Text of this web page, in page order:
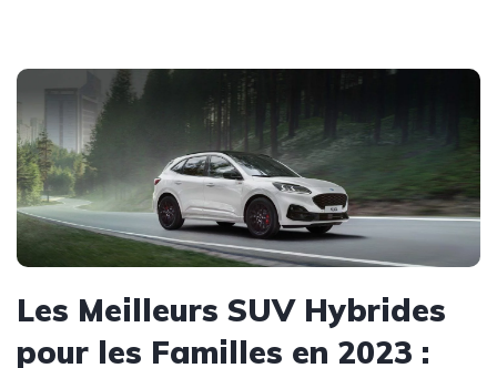
Les Meilleurs SUV Hybrides
pour les Familles en 2023 :